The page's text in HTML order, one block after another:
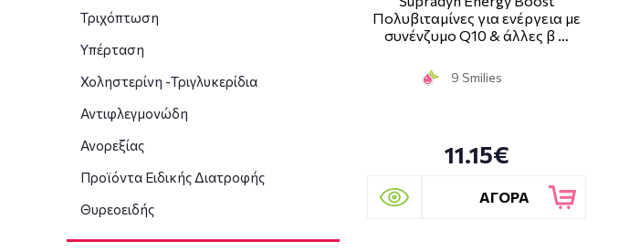
Τριχόπτωση
Υπέρταση
Χοληστερίνη -Τριγλυκερίδια
Αντιφλεγμονώδη
Ανορεξίας
Προϊόντα Ειδικής Διατροφής
Θυρεοειδής
Πολυβιταμίνες για ενέργεια με
συνένζυμο Q10 & άλλες β …
9 Smilies
11.15€
ΑΓΟΡΑ